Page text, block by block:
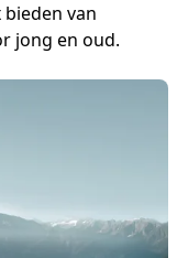
van
jong en oud.